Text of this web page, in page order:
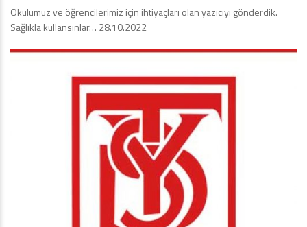
Okulumuz ve öğrencilerimiz için ihtiyaçları olan yazıcıyı gönderdik.
Sağlıkla kullansınlar… 28.10.2022